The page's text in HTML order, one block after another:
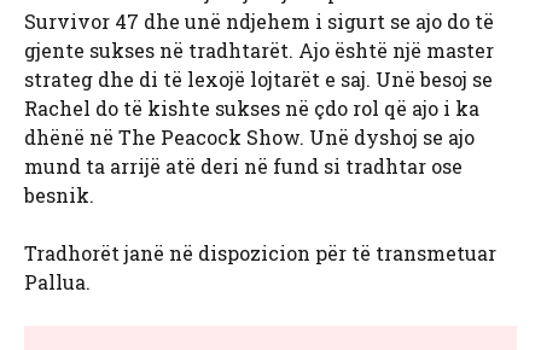
Survivor 47 dhe unë ndjehem i sigurt se ajo do të
gjente sukses në tradhtarët. Ajo është një master
strateg dhe di të lexojë lojtarët e saj. Unë besoj se
Rachel do të kishte sukses në çdo rol që ajo i ka
dhënë në The Peacock Show. Unë dyshoj se ajo
mund ta arrijë atë deri në fund si tradhtar ose
besnik.
Tradhorët janë në dispozicion për të transmetuar
Pallua.